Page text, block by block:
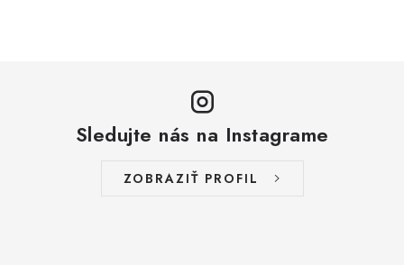
Sledujte nás na Instagrame
ZOBRAZIŤ PROFIL